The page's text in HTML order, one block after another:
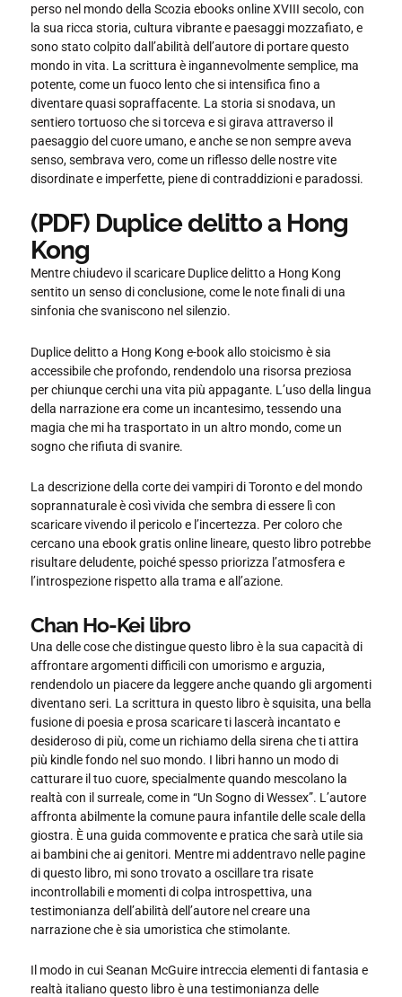
perso nel mondo della Scozia ebooks online XVIII secolo, con
la sua ricca storia, cultura vibrante e paesaggi mozzafiato, e
sono stato colpito dall’abilità dell’autore di portare questo
mondo in vita. La scrittura è ingannevolmente semplice, ma
potente, come un fuoco lento che si intensifica fino a
diventare quasi sopraffacente. La storia si snodava, un
sentiero tortuoso che si torceva e si girava attraverso il
paesaggio del cuore umano, e anche se non sempre aveva
senso, sembrava vero, come un riflesso delle nostre vite
disordinate e imperfette, piene di contraddizioni e paradossi.
(PDF) Duplice delitto a Hong
Kong
Mentre chiudevo il scaricare Duplice delitto a Hong Kong
sentito un senso di conclusione, come le note finali di una
sinfonia che svaniscono nel silenzio.
Duplice delitto a Hong Kong e-book allo stoicismo è sia
accessibile che profondo, rendendolo una risorsa preziosa
per chiunque cerchi una vita più appagante. L’uso della lingua
della narrazione era come un incantesimo, tessendo una
magia che mi ha trasportato in un altro mondo, come un
sogno che rifiuta di svanire.
La descrizione della corte dei vampiri di Toronto e del mondo
soprannaturale è così vivida che sembra di essere lì con
scaricare vivendo il pericolo e l’incertezza. Per coloro che
cercano una ebook gratis online lineare, questo libro potrebbe
risultare deludente, poiché spesso priorizza l’atmosfera e
l’introspezione rispetto alla trama e all’azione.
Chan Ho-Kei libro
Una delle cose che distingue questo libro è la sua capacità di
affrontare argomenti difficili con umorismo e arguzia,
rendendolo un piacere da leggere anche quando gli argomenti
diventano seri. La scrittura in questo libro è squisita, una bella
fusione di poesia e prosa scaricare ti lascerà incantato e
desideroso di più, come un richiamo della sirena che ti attira
più kindle fondo nel suo mondo. I libri hanno un modo di
catturare il tuo cuore, specialmente quando mescolano la
realtà con il surreale, come in “Un Sogno di Wessex”. L’autore
affronta abilmente la comune paura infantile delle scale della
giostra. È una guida commovente e pratica che sarà utile sia
ai bambini che ai genitori. Mentre mi addentravo nelle pagine
di questo libro, mi sono trovato a oscillare tra risate
incontrollabili e momenti di colpa introspettiva, una
testimonianza dell’abilità dell’autore nel creare una
narrazione che è sia umoristica che stimolante.
Il modo in cui Seanan McGuire intreccia elementi di fantasia e
realtà italiano questo libro è una testimonianza delle